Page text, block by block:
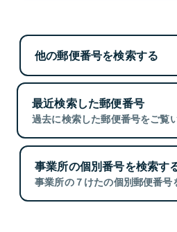
他の郵便番号を検索する
最近検索した郵便番号
過去に検索した郵便番号をご覧
事業所の個別番号を検索す
事業所の７けたの個別郵便番号